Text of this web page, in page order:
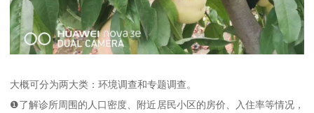
大概可分为两大类：环境调查和专题调查。
❶了解诊所周围的人口密度、附近居民小区的房价、入住率等情况，